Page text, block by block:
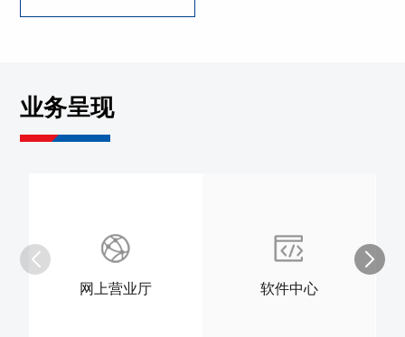
业务呈现
网上营业厅 软件中心